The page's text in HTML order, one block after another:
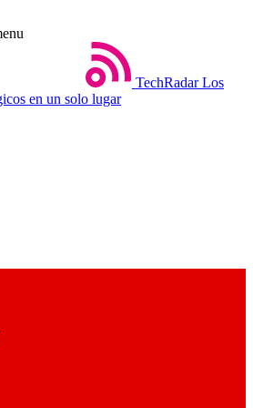
TechRadar Los
en un solo lugar